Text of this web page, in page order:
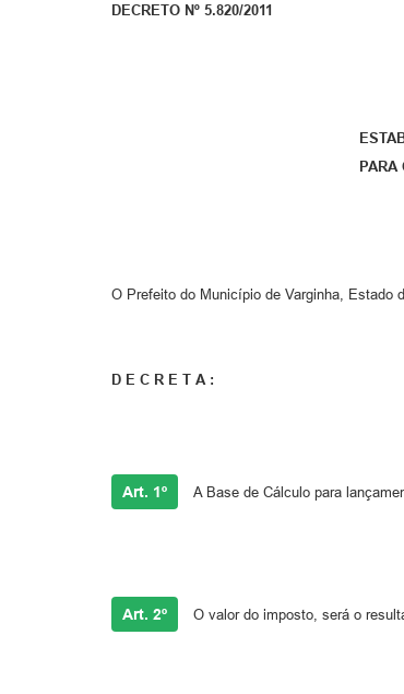
DECRETO Nº 5.820/2011
PARA
O Prefeito do Município de Varginha, Estado
D E C R E T A :
Art. 1º A Base de Cálculo para
Art. 2º O valor do imposto, será o